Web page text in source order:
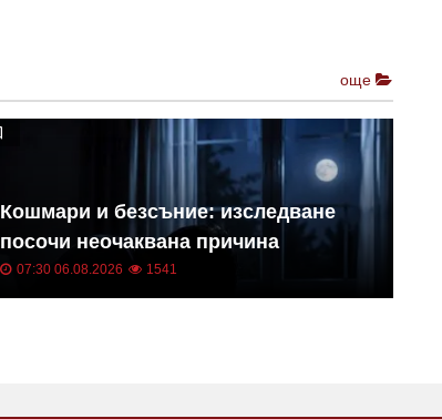
още
Кошмари и безсъние: изследване
посочи неочаквана причина
07:30 06.08.2026 1541